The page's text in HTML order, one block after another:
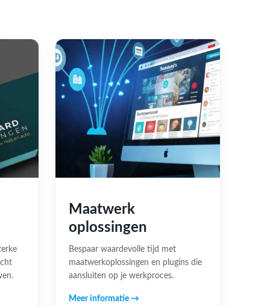
Maatwerk
oplossingen
Bespaar waardevolle tijd met
maatwerkoplossingen en plugins die
aansluiten op je werkproces.
Meer informatie →